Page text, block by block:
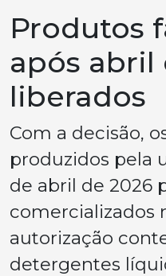
Produtos
após abril
liberados
Com a decisão,
produzidos pela
de abril de 2026
comercializados
autorização
detergentes